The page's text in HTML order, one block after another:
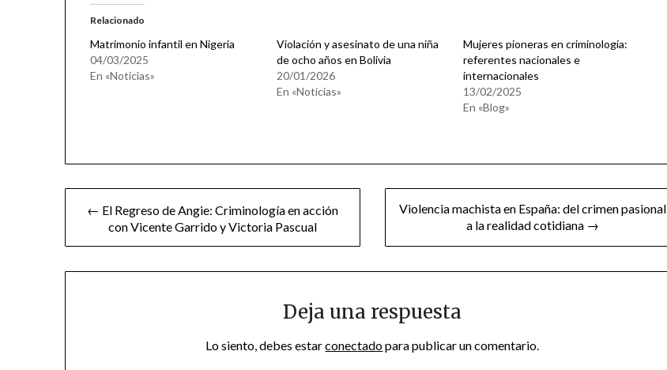
Relacionado
Matrimonio infantil en Nigeria
04/03/2025
En «Noticias»
Violación y asesinato de una niña
de ocho años en Bolivia
20/01/2026
En «Noticias»
Mujeres pioneras en criminología:
referentes nacionales e
internacionales
13/02/2025
En «Blog»
Navegación
← El Regreso de Angie: Criminología en acción
con Vicente Garrido y Victoria Pascual
Violencia machista en España: del crimen pasional
a la realidad cotidiana →
Deja una respuesta
Lo siento, debes estarconectadopara publicar un comentario.